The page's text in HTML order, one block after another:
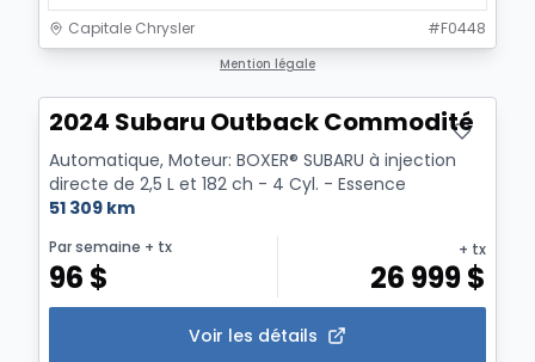
Capitale Chrysler #F0448
Mention légale
2024 Subaru Outback Commodité
Automatique, Moteur: BOXER® SUBARU à injection
directe de 2,5 L et 182 ch - 4 Cyl. - Essence
51 309 km
Par semaine + tx
96 $
+ tx
26 999$
Voir les détails